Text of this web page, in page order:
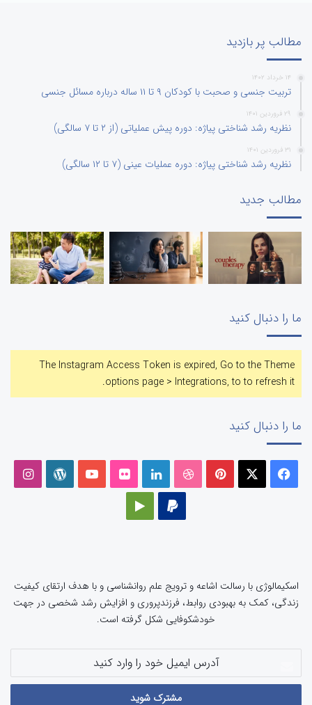
مطالب پر بازدید
۱۴ خرداد ۱۴۰۲
تربیت جنسی و صحبت با کودکان ۹ تا ۱۱ ساله درباره مسائل جنسی
۲۹ فروردین ۱۴۰۱
نظریه رشد شناختی پیاژه: دوره پیش عملیاتی (از ۲ تا ۷ سالگی)
۳۱ فروردین ۱۴۰۱
نظریه رشد شناختی پیاژه: دوره عملیات عینی (۷ تا ۱۲ سالگی)
مطالب جدید
ما را دنبال کنید
The Instagram Access Token is expired, Go to the Theme
options page > Integrations, to to refresh it.
ما را دنبال کنید
فیسبوک ایکس پینتریستدریبببل لینکداین تصاویر یوتیوب وردپرس
پی‌پال
اسکیمالوژی با رسالت اشاعه و ترویج علم روانشناسی و با هدف ارتقای کیفیت
زندگی، کمک به بهبودی روابط، فرزندپروری و افزایش رشد شخصی در جهت
خودشکوفایی شکل گرفته است.
ایمیل
خود